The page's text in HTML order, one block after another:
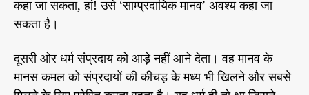
कहा जा सकता, हां! उसे ‘साम्प्रदायिक मानव’ अवश्य कहा जा
सकता है।
दूसरी ओर धर्म संप्रदाय को आड़े नहीं आने देता। वह मानव के
मानस कमल को संप्रदायों की कीचड़ के मध्य भी खिलने और सबसे